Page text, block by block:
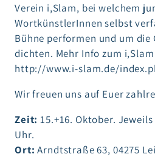
Verein i,Slam, bei welchem
WortkünstlerInnen selbst
Bühne performen und um die
dichten. Mehr Info zum
http://www.i-slam.de/
Wir freuen uns auf Euer
Zeit: 15.+16. Oktober.
Uhr.
Ort: Arndtstraße 63, 04275